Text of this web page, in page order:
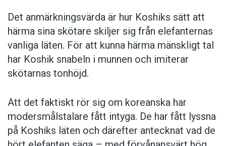
Det anmärkningsvärda är hur Koshiks sätt att
härma sina skötare skiljer sig från elefanternas
vanliga läten. För att kunna härma mänskligt tal
har Koshik snabeln i munnen och imiterar
skötarnas tonhöjd.
Att det faktiskt rör sig om koreanska har
modersmålstalare fått intyga. De har fått lyssna
på Koshiks läten och därefter antecknat vad de